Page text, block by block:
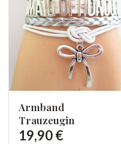
Armband
Trauzeugin
19,90 €